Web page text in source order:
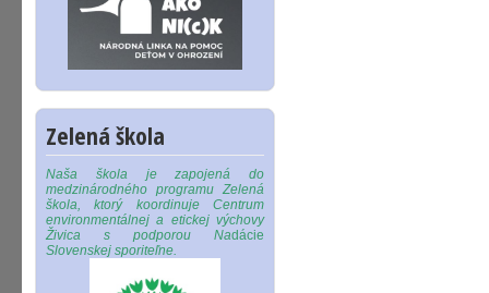
Zelená škola
Naša škola je zapojená do
medzinárodného programu Zelená
škola, ktorý koordinuje Centrum
environmentálnej a etickej výchovy
Živica s podporou Nadácie
Slovenskej sporiteľne.